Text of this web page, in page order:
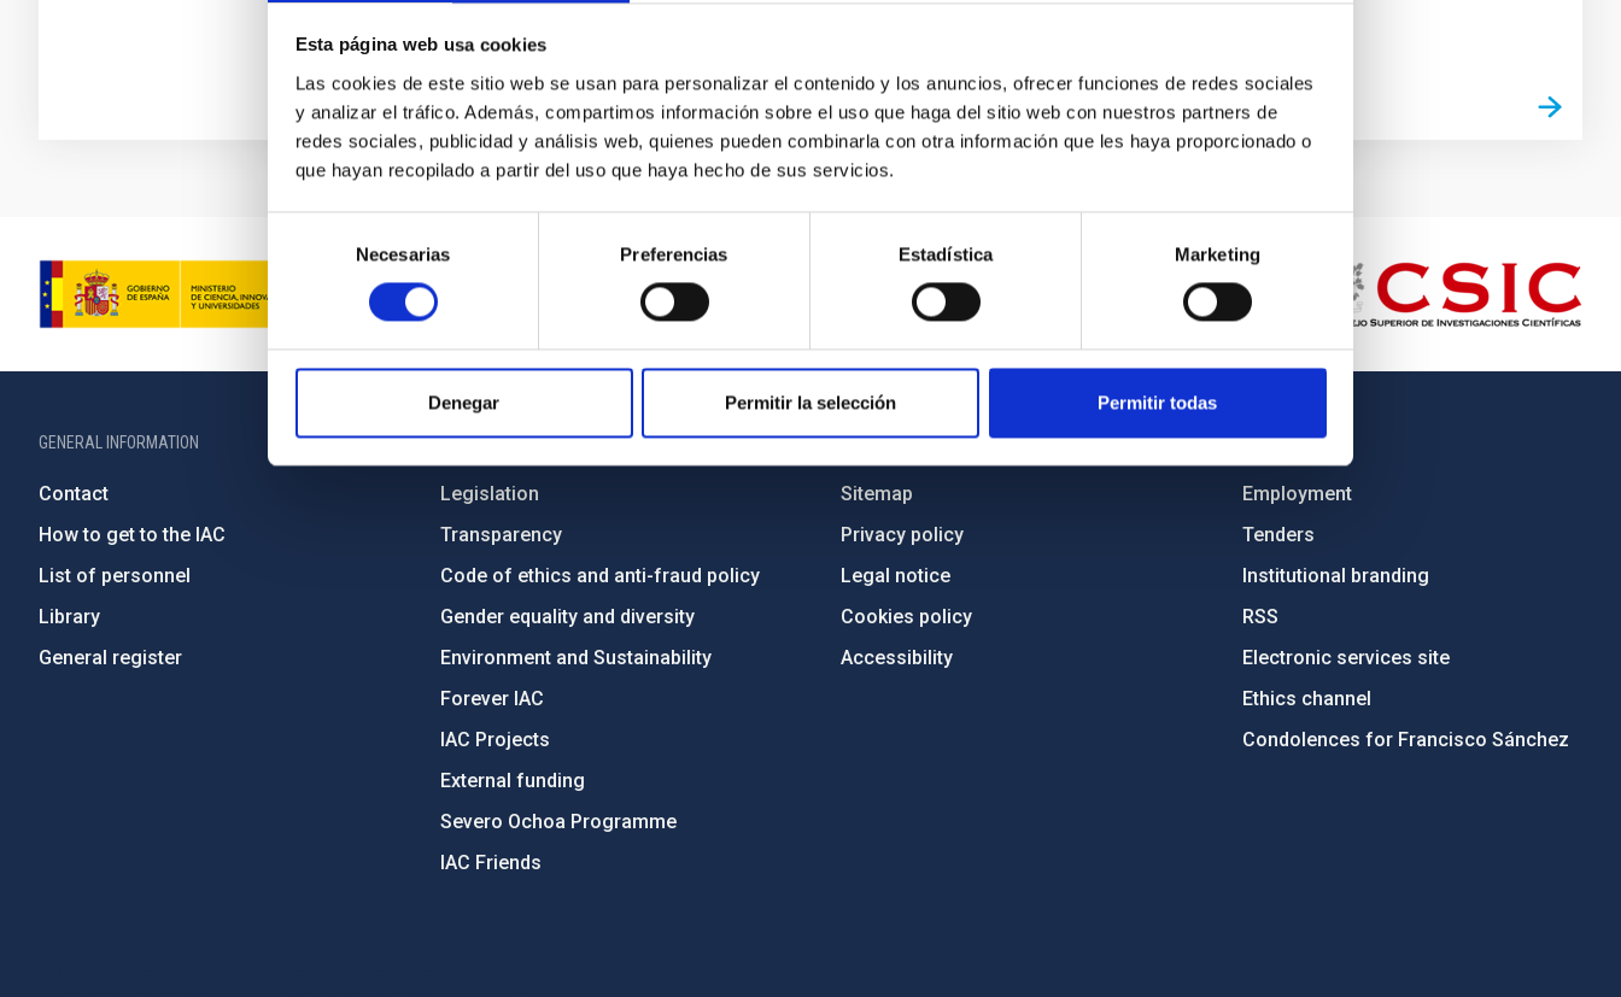
Esta página web usa cookies
Las cookies de este sitio web se usan para personalizar el contenido y los anuncios, ofrecer funciones de redes sociales
y analizar el tráfico. Además, compartimos información sobre el uso que haga del sitio web con nuestros partners de
redes sociales, publicidad y análisis web, quienes pueden combinarla con otra información que les haya proporcionado o
que hayan recopilado a partir del uso que haya hecho de sus servicios.
consentimiento
Necesarias Preferencias Estadística Marketing
Denegar Permitir la selección Permitir todas
GENERAL INFORMATION
Contact
How to get to the IAC
List of personnel
Library
General register
ABOUT THE IAC
Legislation
Transparency
Code of ethics and anti-fraud policy
Gender equality and diversity
Environment and Sustainability
Forever IAC
IAC Projects
External funding
Severo Ochoa Programme
IAC Friends
IAC PORTAL
Sitemap
Privacy policy
Legal notice
Cookies policy
Accessibility
OTHER LINKS
Employment
Tenders
Institutional branding
RSS
Electronic services site
Ethics channel
Condolences for Francisco Sánchez